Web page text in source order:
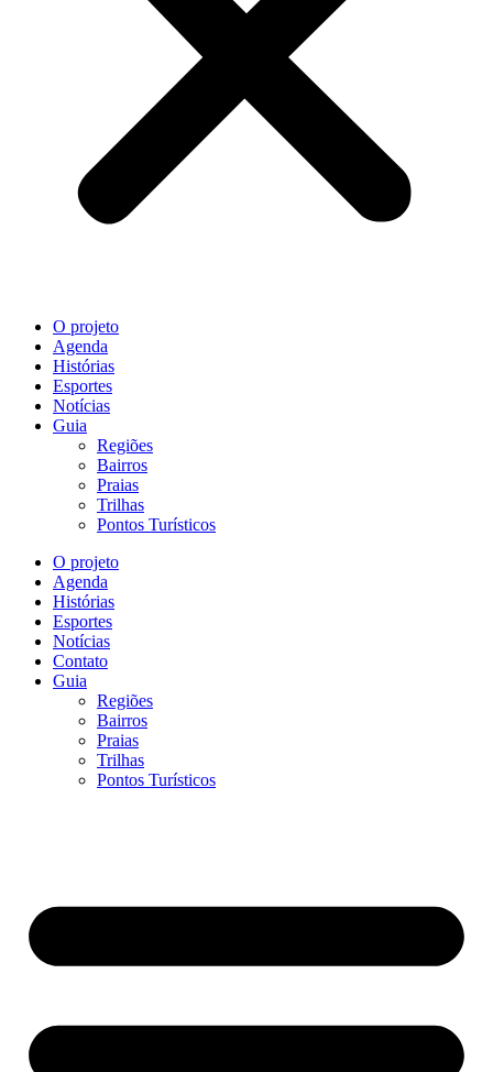
O projeto
Agenda
Histórias
Esportes
Notícias
Guia
Regiões
Bairros
Praias
Trilhas
Pontos Turísticos
O projeto
Agenda
Histórias
Esportes
Notícias
Contato
Guia
Regiões
Bairros
Praias
Trilhas
Pontos Turísticos